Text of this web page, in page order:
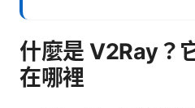
什麼是 V2Ray？
在哪裡